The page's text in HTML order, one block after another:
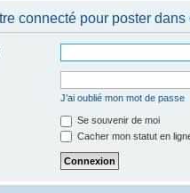
connecté pour poster dans
J’ai oublié mon mot de passe
Se souvenir de moi
Cacher mon statut en